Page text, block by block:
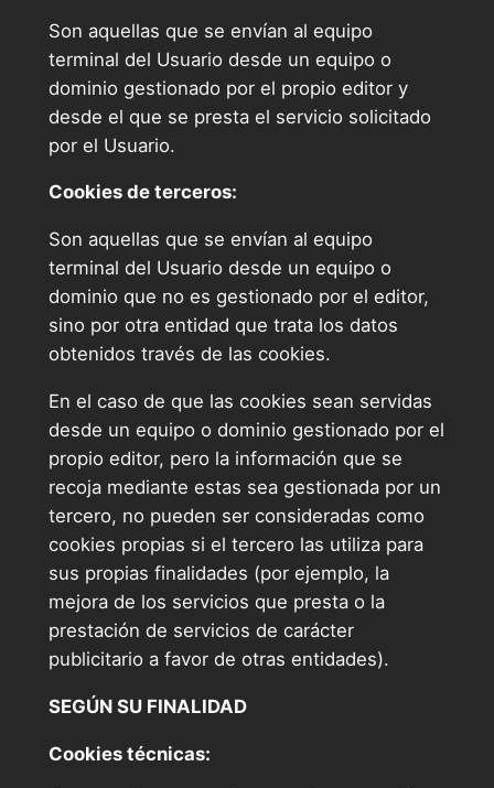
Son aquellas que se envían al equipo
terminal del Usuario desde un equipo o
dominio gestionado por el propio editor y
desde el que se presta el servicio solicitado
por el Usuario.
Cookies de terceros:
Son aquellas que se envían al equipo
terminal del Usuario desde un equipo o
dominio que no es gestionado por el editor,
sino por otra entidad que trata los datos
obtenidos través de las cookies.
En el caso de que las cookies sean servidas
desde un equipo o dominio gestionado por el
propio editor, pero la información que se
recoja mediante estas sea gestionada por un
tercero, no pueden ser consideradas como
cookies propias si el tercero las utiliza para
sus propias finalidades (por ejemplo, la
mejora de los servicios que presta o la
prestación de servicios de carácter
publicitario a favor de otras entidades).
SEGÚN SU FINALIDAD
Cookies técnicas: